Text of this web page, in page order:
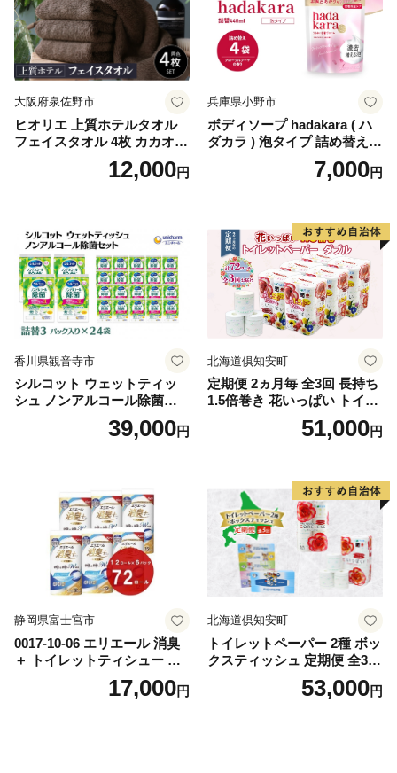
ぺーぱー トイレ クレシア ト
イレットペーパー [BDBH002
-1]
大阪府泉佐野市
ヒオリエ 上質ホテルタオル
フェイスタオル 4枚 カカオ
【タオル 泉州タオル 吸水 普
段使い 無地 シンプル 日用品
12,000円
兵庫県小野市
ボディソープ hadakara ( ハ
ダカラ ) 泡タイプ 詰め替え 4
40ml×4袋 ボディーソープ 泡
ボディソープ 泡 日用品 消耗
泡石鹸 石鹸 兵庫 兵庫県 小野
7,000円
香川県観音寺市
シルコット ウェットティッ
シュ ノンアルコール除菌詰
替（43枚×3P）×24袋 日用品
おもちゃ 拭き取り 手拭き 外
39,000円
北海道倶知安町
定期便 2ヵ月毎 全3回 長持ち
1.5倍巻き 花いっぱい トイレ
ットペーパー ダブル 45ｍ 計
72ロール 全18種 花柄 プリン
ー 消耗品 備蓄 送料無料 北海
道 倶知安町 日用品
51,000円
静岡県富士宮市
0017-10-06 エリエール 消臭
＋ トイレットティシュー し
っかり香るフレッシュクリア
の香り ダブル 12ロール×6パ
17,000円
北海道倶知安町
トイレットペーパー 2種 ボッ
クスティッシュ 定期便 全3
回 日本製 まとめ買い 防災
常備品 日用雑貨 消耗品 生活
53,000円